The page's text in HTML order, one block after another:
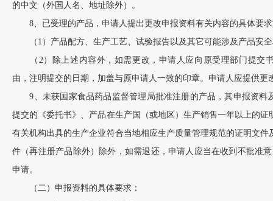
的中文（外国人名、地址除外）。
8、已受理的产品，申请人提出更改申报资料有关内容的具体要
（1）产品配方、生产工艺、试验报告以及其它可能涉及产品安全
（2）除上述内容外，如需更改，申请人应向原受理部门提交
由，注明提交的日期，加盖与原申请人一致的印章。申请人应提供更
9、未获国家食品药品监督管理局批准注册的产品，其申报资料
提交的《委托书》、产品在生产国（或地区）生产销售一年以上的证
有关机构出具的生产企业符合当地相应生产质量管理规范的证明文件
件（再注册产品除外）除外，如需退还，申请人应当在收到不批准
申请。
（二）申报资料的具体要求：